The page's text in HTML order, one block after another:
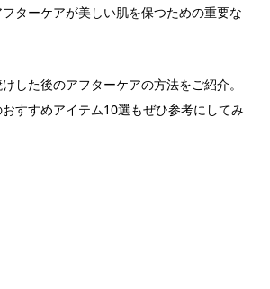
ターケアが美しい肌を保つための重要な
した後のアフターケアの方法をご紹介。
すすめアイテム10選もぜひ参考にしてみ